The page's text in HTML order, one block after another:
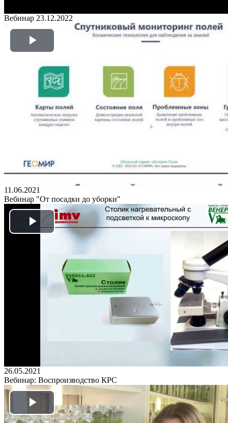
Вебинар 23.12.2022
Play
Video
11.06.2021
Вебинар "От посадки до уборки"
Play
Video
26.05.2021
Вебинар: Воспроизводство КРС
Play